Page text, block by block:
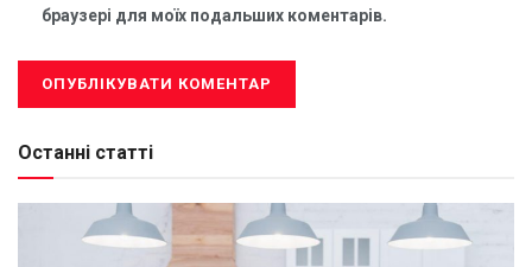
браузері для моїх подальших коментарів.
Останні статті